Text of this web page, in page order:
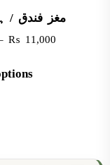
مغز فندق /
₨ 11,000